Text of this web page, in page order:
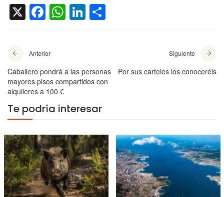
X Facebook
WhatsApp
LinkedIn
Anterior
Caballero pondrá a las personas
mayores pisos compartidos con
alquileres a 100 €
Siguiente
Por sus carteles los conoceréis
Te podría interesar